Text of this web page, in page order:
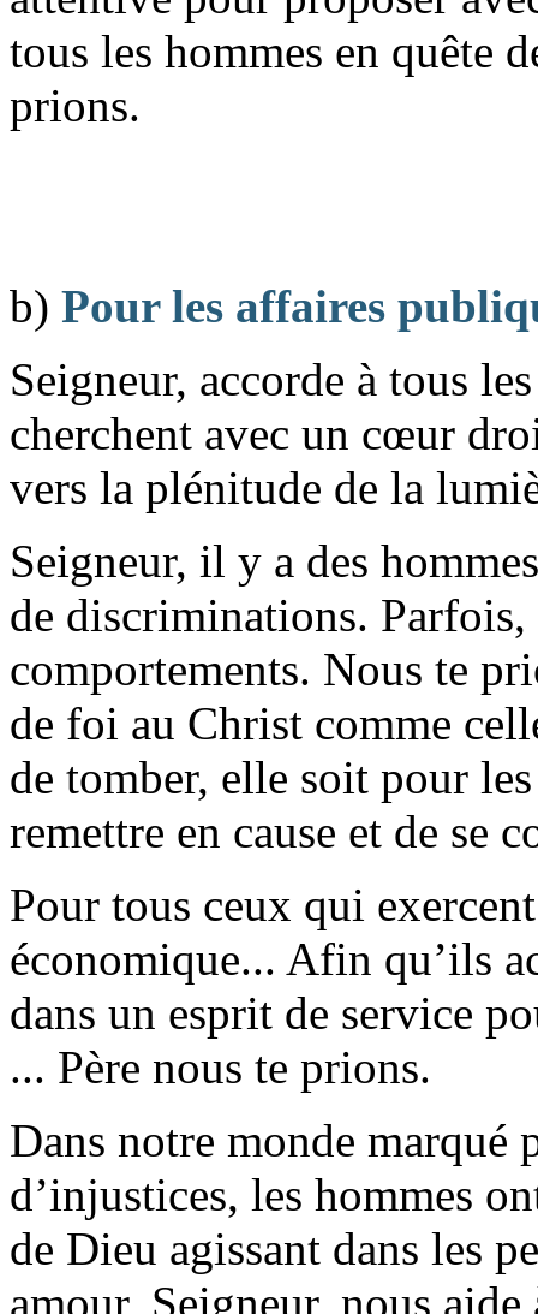
tous les hommes en quête
prions.
b) Pour les affaires
Seigneur, accorde à tous
cherchent avec un cœur
vers la plénitude de la
Seigneur, il y a des
de discriminations. Parfois,
comportements. Nous te
de foi au Christ comme
de tomber, elle soit pour
remettre en cause et de se
Pour tous ceux qui
économique... Afin qu’ils
dans un esprit de service
... Père nous te prions.
Dans notre monde marqué
d’injustices, les hommes
de Dieu agissant dans les
amour, Seigneur, nous